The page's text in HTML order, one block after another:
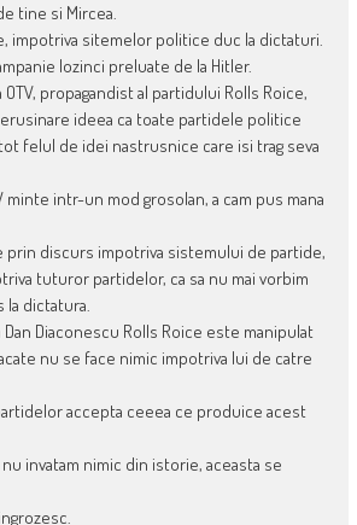
tine si Mircea.
impotriva sitemelor politice duc la dictaturi.
lozinci preluate de la Hitler.
propagandist al partidului Rolls Roice,
ideea ca toate partidele politice
felul de idei nastrusnice care isi trag seva
minte intr-un mod grosolan, a cam pus mana
prin discurs impotriva sistemului de partide,
tuturor partidelor, ca sa nu mai vorbim
la dictatura.
Diaconescu Rolls Roice este manipulat
nu se face nimic impotriva lui de catre
accepta ceeea ce produice acest
invatam nimic din istorie, aceasta se